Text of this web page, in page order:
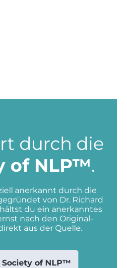
durch die
of NLP™.
anerkannt durch die
von Dr. Richard
du ein anerkanntes
nach den Original-
aus der Quelle.
Society of NLP™